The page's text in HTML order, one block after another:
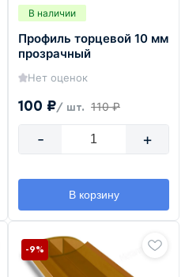
В наличии
Профиль торцевой 10 мм
прозрачный
Нет оценок
100 ₽/ шт. 110 ₽
- +
В корзину
-9%